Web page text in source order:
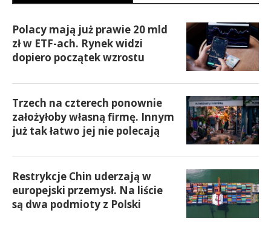
Polacy mają już prawie 20 mld
zł w ETF-ach. Rynek widzi
dopiero początek wzrostu
Trzech na czterech ponownie
założyłoby własną firmę. Innym
już tak łatwo jej nie polecają
Restrykcje Chin uderzają w
europejski przemysł. Na liście
są dwa podmioty z Polski